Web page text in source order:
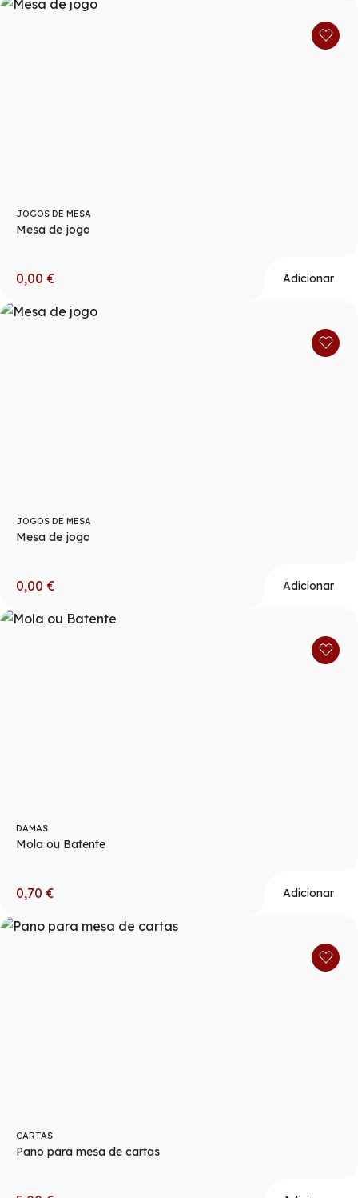
JOGOS DE MESA
Mesa de jogo
0,00 € Adicionar
JOGOS DE MESA
Mesa de jogo
0,00 € Adicionar
DAMAS
Mola ou Batente
0,70 € Adicionar
CARTAS
Pano para mesa de cartas